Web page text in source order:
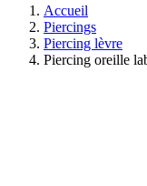
Accueil
Piercings
Piercing lèvre
Piercing oreille